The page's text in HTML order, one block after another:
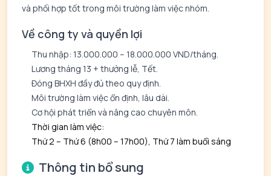
và phối hợp tốt trong môi trường làm việc nhóm.
Về công ty và quyền lợi
Thu nhập: 13.000.000 – 18.000.000 VND/tháng.
Lương tháng 13 + thưởng lễ, Tết.
Đóng BHXH đầy đủ theo quy định.
Môi trường làm việc ổn định, lâu dài.
Cơ hội phát triển và nâng cao chuyên môn.
Thời gian làm việc:
Thứ 2 – Thứ 6 (8h00 – 17h00), Thứ 7 làm buổi sáng
Thông tin bổ sung